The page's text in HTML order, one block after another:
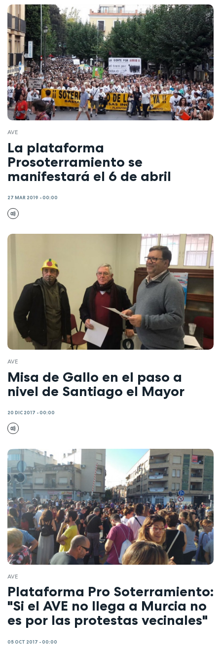
AVE
La plataforma
Prosoterramiento se
manifestará el 6 de abril
27 MAR 2019 - 00:00
AVE
Misa de Gallo en el paso a
nivel de Santiago el Mayor
20 DIC 2017 - 00:00
AVE
Plataforma Pro Soterramiento:
"Si el AVE no llega a Murcia no
es por las protestas vecinales"
05 OCT 2017 - 00:00